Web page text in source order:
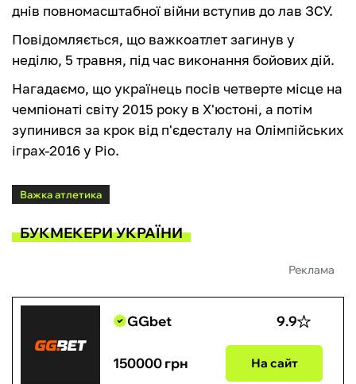
днів повномасштабної війни вступив до лав ЗСУ.
Повідомляється, що важкоатлет загинув у
неділю, 5 травня, під час виконання бойових дій.
Нагадаємо, що українець посів четверте місце на
чемпіонаті світу 2015 року в Х'юстоні, а потім
зупинився за крок від п'єдесталу на Олімпійських
іграх-2016 у Ріо.
Важка атлетика
БУКМЕКЕРИ УКРАЇНИ
Реклама
GGbet 9.9
150000 грн На сайт